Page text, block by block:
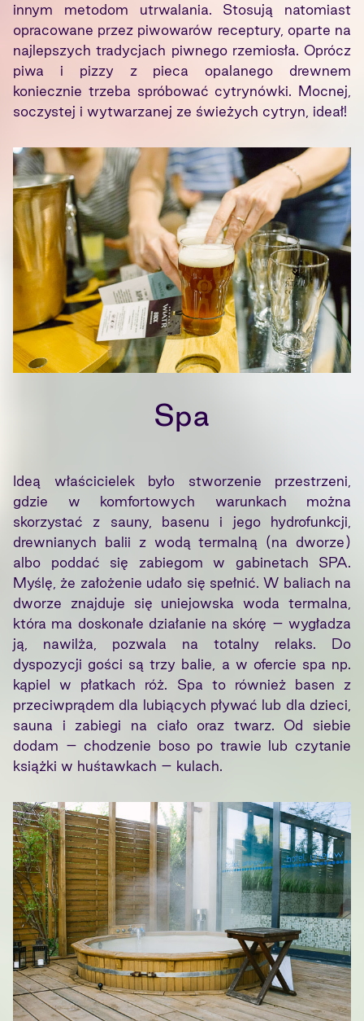
innym metodom utrwalania. Stosują natomiast
opracowane przez piwowarów receptury, oparte na
najlepszych tradycjach piwnego rzemiosła. Oprócz
piwa i pizzy z pieca opalanego drewnem
koniecznie trzeba spróbować cytrynówki. Mocnej,
soczystej i wytwarzanej ze świeżych cytryn, ideał!
Spa
Ideą właścicielek było stworzenie przestrzeni,
gdzie w komfortowych warunkach można
skorzystać z sauny, basenu i jego hydrofunkcji,
drewnianych balii z wodą termalną (na dworze)
albo poddać się zabiegom w gabinetach SPA.
Myślę, że założenie udało się spełnić. W baliach na
dworze znajduje się uniejowska woda termalna,
która ma doskonałe działanie na skórę – wygładza
ją, nawilża, pozwala na totalny relaks. Do
dyspozycji gości są trzy balie, a w ofercie spa np.
kąpiel w płatkach róż. Spa to również basen z
przeciwprądem dla lubiących pływać lub dla dzieci,
sauna i zabiegi na ciało oraz twarz. Od siebie
dodam – chodzenie boso po trawie lub czytanie
książki w huśtawkach – kulach.